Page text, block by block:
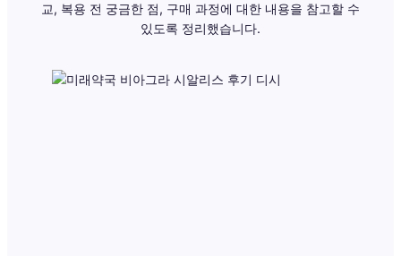
교, 복용 전 궁금한 점, 구매 과정에 대한 내용을 참고할 수
있도록 정리했습니다.